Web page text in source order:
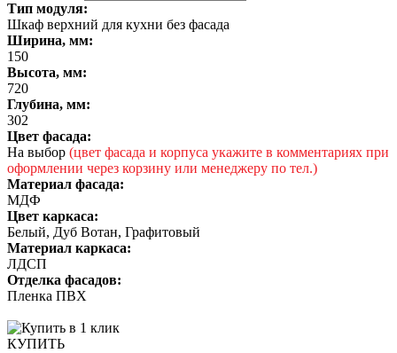
Тип модуля:
Шкаф верхний для кухни без фасада
Ширина, мм:
150
Высота, мм:
720
Глубина, мм:
302
Цвет фасада:
На выбор (цвет фасада и корпуса укажите в комментариях при
оформлении через корзину или менеджеру по тел.)
Материал фасада:
МДФ
Цвет каркаса:
Белый, Дуб Вотан, Графитовый
Материал каркаса:
ЛДСП
Отделка фасадов:
Пленка ПВХ
КУПИТЬ